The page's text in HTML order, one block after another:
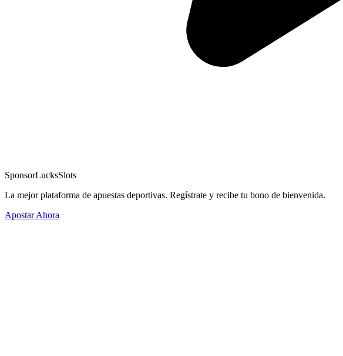
SponsorLucksSlots
La mejor plataforma de apuestas deportivas. Regístrate y recibe tu bono de bienvenida.
Apostar Ahora